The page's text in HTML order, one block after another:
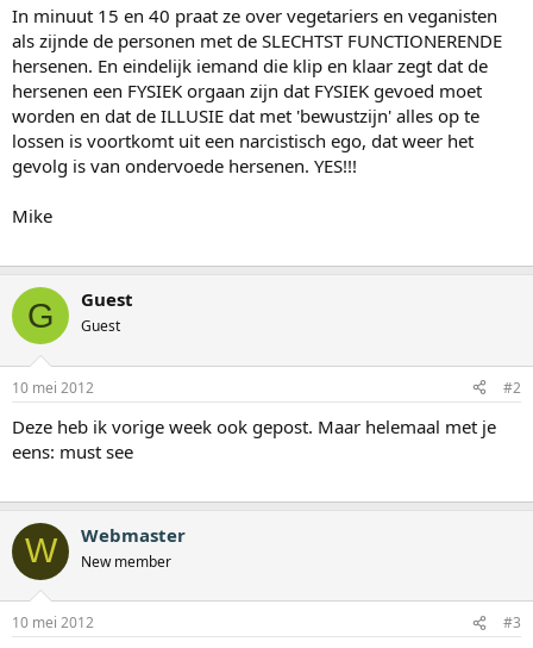
In minuut 15 en 40 praat ze over vegetariers en veganisten
als zijnde de personen met de SLECHTST FUNCTIONERENDE
hersenen. En eindelijk iemand die klip en klaar zegt dat de
hersenen een FYSIEK orgaan zijn dat FYSIEK gevoed moet
worden en dat de ILLUSIE dat met 'bewustzijn' alles op te
lossen is voortkomt uit een narcistisch ego, dat weer het
gevolg is van ondervoede hersenen. YES!!!
Mike
G Guest
Guest
10 mei 2012 #2
Deze heb ik vorige week ook gepost. Maar helemaal met je
eens: must see
W Webmaster
New member
10 mei 2012 #3